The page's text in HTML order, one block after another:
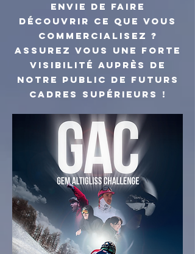
envie de faire
découvrir ce que vous
commercialisez ?
Assurez vous une forte
visibilité auprès de
notre public de futurs
cadres supérieurs !